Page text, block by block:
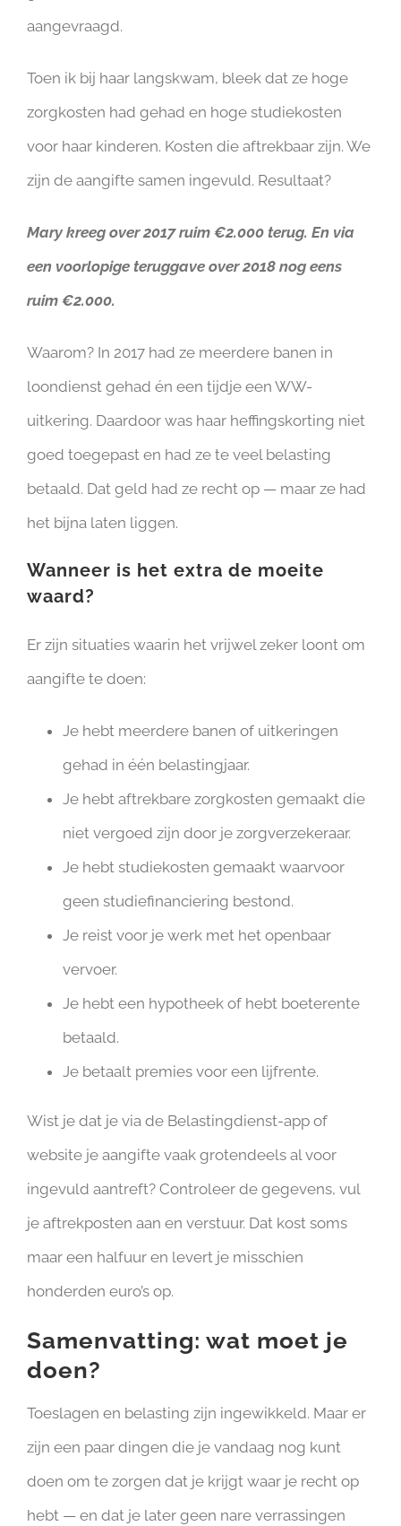
aangevraagd.
Toen ik bij haar langskwam, bleek dat ze hoge
zorgkosten had gehad en hoge studiekosten
voor haar kinderen. Kosten die aftrekbaar zijn. We
zijn de aangifte samen ingevuld. Resultaat?
Mary kreeg over 2017 ruim €2.000 terug. En via
een voorlopige teruggave over 2018 nog eens
ruim €2.000.
Waarom? In 2017 had ze meerdere banen in
loondienst gehad én een tijdje een WW-
uitkering. Daardoor was haar heffingskorting niet
goed toegepast en had ze te veel belasting
betaald. Dat geld had ze recht op — maar ze had
het bijna laten liggen.
Wanneer is het extra de moeite
waard?
Er zijn situaties waarin het vrijwel zeker loont om
aangifte te doen:
Je hebt meerdere banen of uitkeringen
gehad in één belastingjaar.
Je hebt aftrekbare zorgkosten gemaakt die
niet vergoed zijn door je zorgverzekeraar.
Je hebt studiekosten gemaakt waarvoor
geen studiefinanciering bestond.
Je reist voor je werk met het openbaar
vervoer.
Je hebt een hypotheek of hebt boeterente
betaald.
Je betaalt premies voor een lijfrente.
Wist je dat je via de Belastingdienst-app of
website je aangifte vaak grotendeels al voor
ingevuld aantreft? Controleer de gegevens, vul
je aftrekposten aan en verstuur. Dat kost soms
maar een halfuur en levert je misschien
honderden euro’s op.
Samenvatting: wat moet je
doen?
Toeslagen en belasting zijn ingewikkeld. Maar er
zijn een paar dingen die je vandaag nog kunt
doen om te zorgen dat je krijgt waar je recht op
hebt — en dat je later geen nare verrassingen